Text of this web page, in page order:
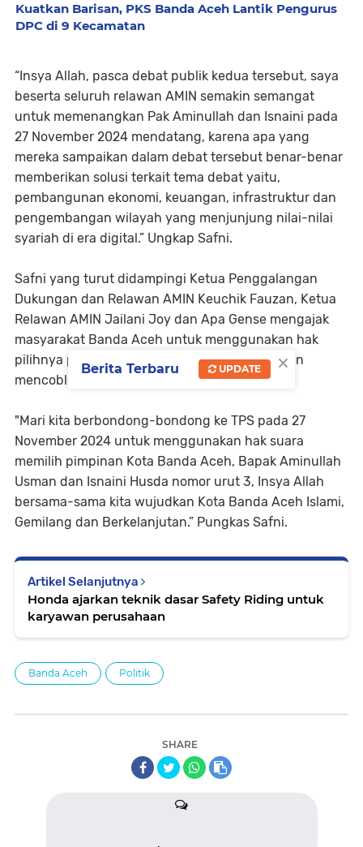
Kuatkan Barisan, PKS Banda Aceh Lantik Pengurus
DPC di 9 Kecamatan
“Insya Allah, pasca debat publik kedua tersebut, saya
beserta seluruh relawan AMIN semakin semangat
untuk memenangkan Pak Aminullah dan Isnaini pada
27 November 2024 mendatang, karena apa yang
mereka sampaikan dalam debat tersebut benar-benar
memberikan solusi terkait tema debat yaitu,
pembangunan ekonomi, keuangan, infrastruktur dan
pengembangan wilayah yang menjunjung nilai-nilai
syariah di era digital.” Ungkap Safni.
Safni yang turut didampingi Ketua Penggalangan
Dukungan dan Relawan AMIN Keuchik Fauzan, Ketua
Relawan AMIN Jailani Joy dan Apa Gense mengajak
masyarakat Banda Aceh untuk menggunakan hak
pilihnya pada 27 November mendatang dengan
mencoblos nomor urut 03.
"Mari kita berbondong-bondong ke TPS pada 27
November 2024 untuk menggunakan hak suara
memilih pimpinan Kota Banda Aceh, Bapak Aminullah
Usman dan Isnaini Husda nomor urut 3, Insya Allah
bersama-sama kita wujudkan Kota Banda Aceh Islami,
Gemilang dan Berkelanjutan.” Pungkas Safni.
Artikel Selanjutnya
Honda ajarkan teknik dasar Safety Riding untuk
karyawan perusahaan
Banda Aceh Politik
SHARE
×
Berita Terbaru UPDATE